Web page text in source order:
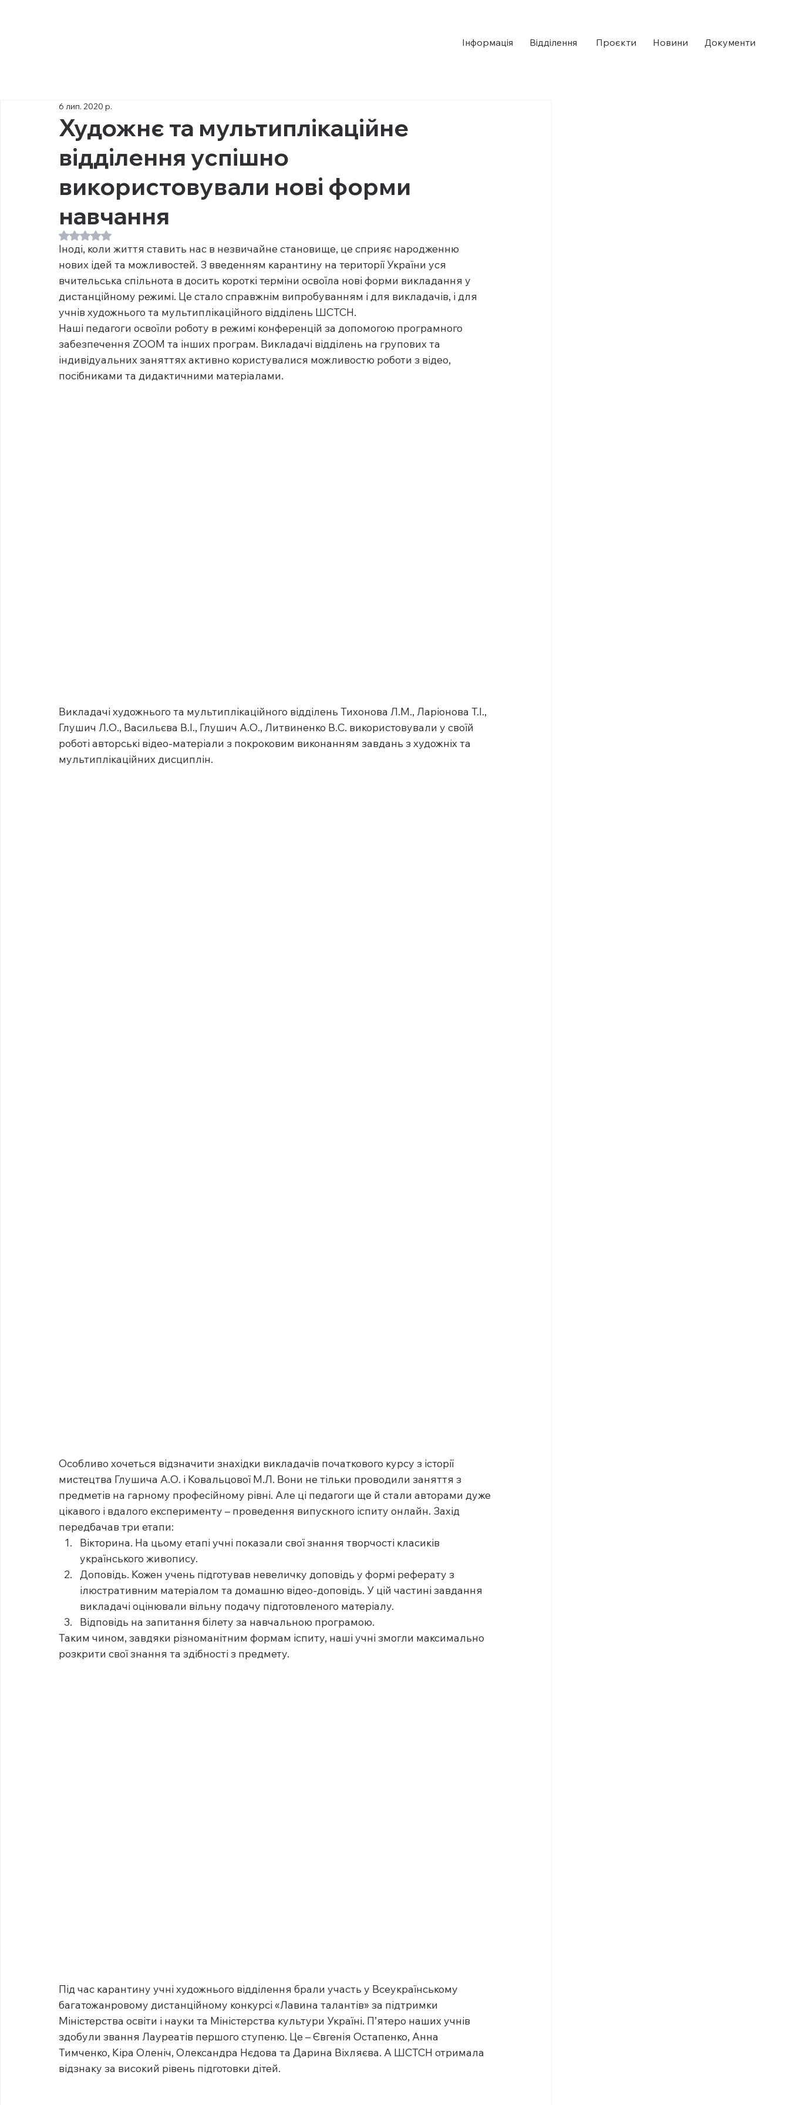
Інформація Відділення ​ Проєкти Новини Документи
Художнє та мультиплікаційне
відділення успішно
використовували нові форми
навчання
6 лип. 2020 р.
Оцінка: NaN з 5 зірок.
Іноді, коли життя ставить нас в незвичайне становище, це сприяє народженню
нових ідей та можливостей. З введенням карантину на території України уся
вчительська спільнота в досить короткі терміни освоїла нові форми викладання у
дистанційному режимі. Це стало справжнім випробуванням і для викладачів, і для
учнів художнього та мультиплікаційного відділень ШСТСН.
Наші педагоги освоїли роботу в режимі конференцій за допомогою програмного
забезпечення ZOOM та інших програм. Викладачі відділень на групових та
індивідуальних заняттях активно користувалися можливостю роботи з відео,
посібниками та дидактичними матеріалами.
Викладачі художнього та мультиплікаційного відділень Тихонова Л.М., Ларіонова Т.І.,
Глушич Л.О., Васильєва В.І., Глушич А.О., Литвиненко В.С. використовували у своїй
роботі авторські відео-матеріали з покроковим виконанням завдань з художніх та
мультиплікаційних дисциплін.
Особливо хочеться відзначити знахідки викладачів початкового курсу з історії
мистецтва Глушича А.О. і Ковальцової М.Л. Вони не тільки проводили заняття з
предметів на гарному професійному рівні. Але ці педагоги ще й стали авторами дуже
цікавого і вдалого експерименту – проведення випускного іспиту онлайн. Захід
передбачав три етапи:
Вікторина. На цьому етапі учні показали свої знання творчості класиків
українського живопису.
Доповідь. Кожен учень підготував невеличку доповідь у формі реферату з
ілюстративним матеріалом та домашню відео-доповідь. У цій частині завдання
викладачі оцінювали вільну подачу підготовленого матеріалу.
Відповідь на запитання білету за навчальною програмою.
Таким чином, завдяки різноманітним формам іспиту, наші учні змогли максимально
розкрити свої знання та здібності з предмету.
Під час карантину учні художнього відділення брали участь у Всеукраїнському
багатожанровому дистанційному конкурсі «Лавина талантів» за підтримки
Міністерства освіти і науки та Міністерства культури Україні. П’ятеро наших учнів
здобули звання Лауреатів першого ступеню. Це – Євгенія Остапенко, Анна
Тимченко, Кіра Оленіч, Олександра Нєдова та Дарина Віхляєва. А ШСТСН отримала
відзнаку за високий рівень підготовки дітей.